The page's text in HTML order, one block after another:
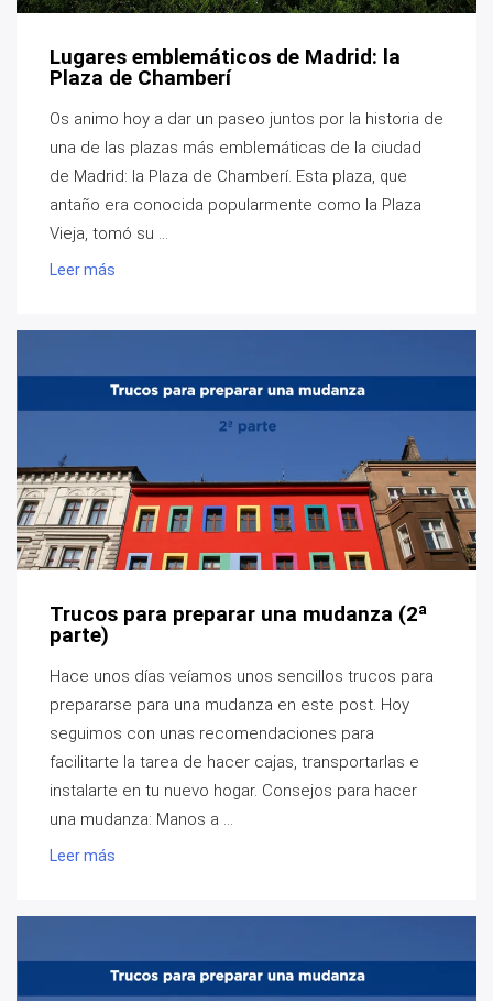
Lugares emblemáticos de Madrid: la
Plaza de Chamberí
Os animo hoy a dar un paseo juntos por la historia de
una de las plazas más emblemáticas de la ciudad
de Madrid: la Plaza de Chamberí. Esta plaza, que
antaño era conocida popularmente como la Plaza
Vieja, tomó su ...
Leer más
Trucos para preparar una mudanza (2ª
parte)
Hace unos días veíamos unos sencillos trucos para
prepararse para una mudanza en este post. Hoy
seguimos con unas recomendaciones para
facilitarte la tarea de hacer cajas, transportarlas e
instalarte en tu nuevo hogar. Consejos para hacer
una mudanza: Manos a ...
Leer más